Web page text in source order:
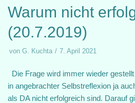
Warum nicht
(20.7.2019)
von G. Kuchta 7. April 2021
Die Frage wird immer wieder
in angebrachter Selbstreflexion ja
als DA nicht erfolgreich sind. Darauf